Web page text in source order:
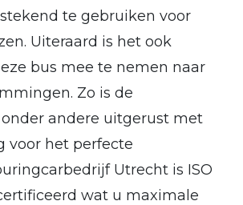
te gebruiken voor
Uiteraard is het ook
bus mee te nemen naar
Zo is de
andere uitgerust met
voor het perfecte
Utrecht is ISO
wat u maximale